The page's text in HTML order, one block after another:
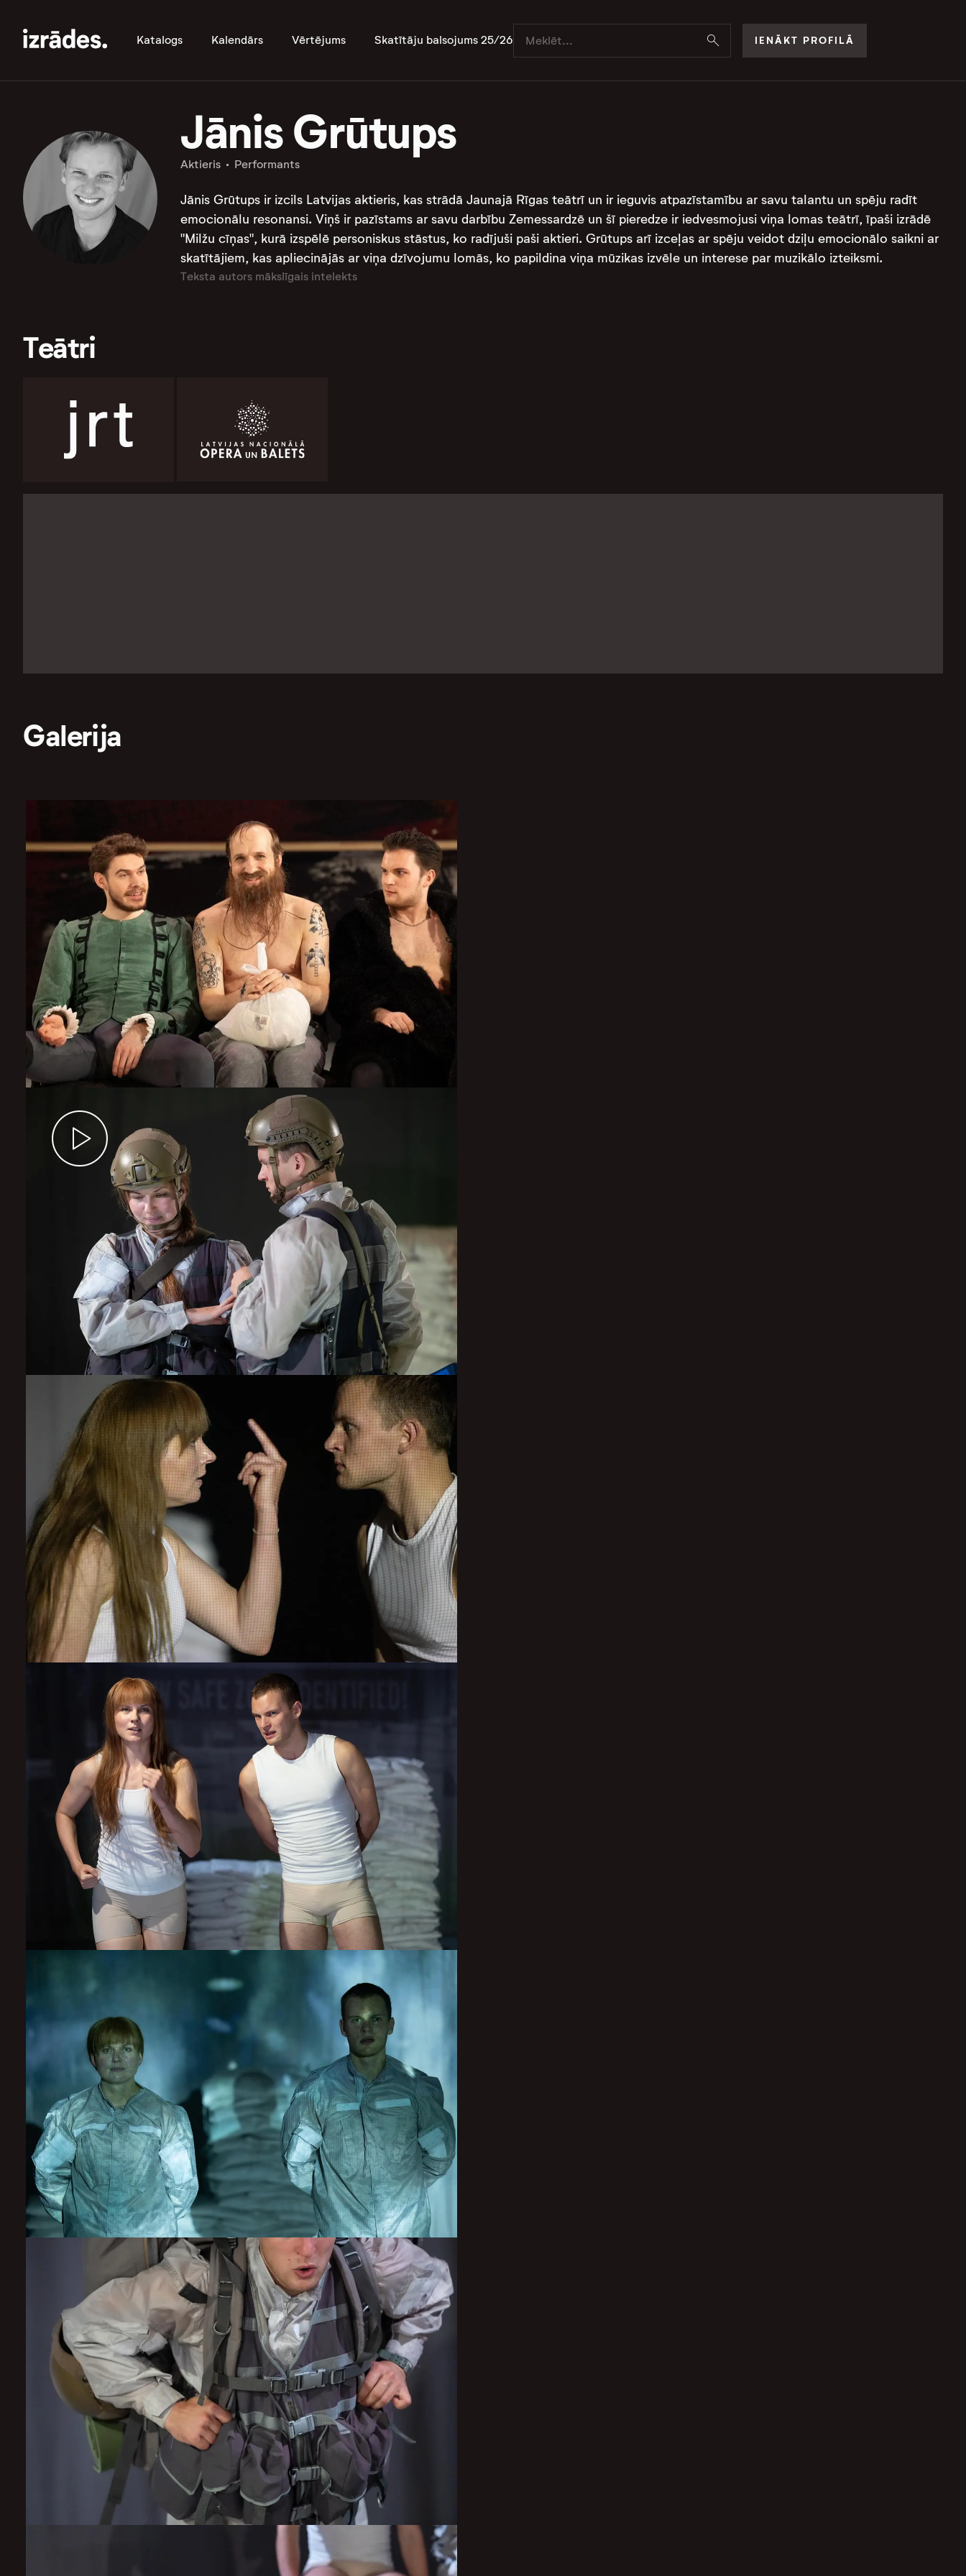
Katalogs Kalendārs Vērtējums Skatītāju balsojums 25/26 IENĀKT PROFILĀ
Jānis Grūtups
Aktieris Performants
Jānis Grūtups ir izcils Latvijas aktieris, kas strādā Jaunajā Rīgas teātrī un ir ieguvis atpazīstamību ar savu talantu un spēju radīt
emocionālu resonansi. Viņš ir pazīstams ar savu darbību Zemessardzē un šī pieredze ir iedvesmojusi viņa lomas teātrī, īpaši izrādē
"Milžu cīņas", kurā izspēlē personiskus stāstus, ko radījuši paši aktieri. Grūtups arī izceļas ar spēju veidot dziļu emocionālo saikni ar
skatītājiem, kas apliecinājās ar viņa dzīvojumu lomās, ko papildina viņa mūzikas izvēle un interese par muzikālo izteiksmi.
Teksta autors mākslīgais intelekts
Teātri
Galerija